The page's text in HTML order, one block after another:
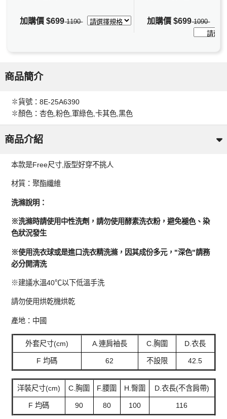
加購價$6991190 加購價$6991090
商品簡介
✽貨號：8E-25A6390
✽顏色：杏色,粉色,軍綠色,卡其色,黑色
商品介紹
本款是Free尺寸,版型好穿不挑人
材質：聚酯纖維
洗滌說明：
※洗滌時請使用中性洗劑，請勿使用酵素洗衣粉，避免褪色、染
色狀況發生
※使用洗衣球或是進口洗衣精洗滌，因其成份多元，"深色"請務
必分開清洗
※建議水溫40℃以下低溫手洗
請勿使用烘乾機烘乾
產地：中國
外套尺寸(cm) A.連肩袖長 C.胸圍 D.衣長
F 均碼 62 不設限 42.5
洋裝尺寸(cm) C.胸圍 F.腰圍 H.臀圍 D.衣長(不含肩帶)
F 均碼 90 80 100 116